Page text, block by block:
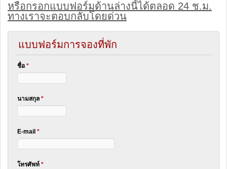
หรือกรอกแบบฟอร์มด้านล่างนี้ได้ตลอด 24 ช.ม.
ทางเราจะตอบกลับโดยด่วน
แบบฟอร์มการจองที่พัก
ชื่อ *
นามสกุล *
E-mail *
โทรศัพท์ *